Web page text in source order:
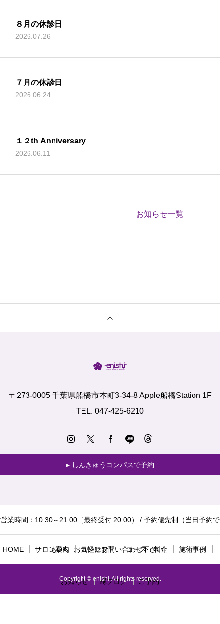
８月の休診日
2026.07.26
７月の休診日
2026.06.24
１２th Anniversary
2026.06.11
お知らせ一覧
〒273-0005 千葉県船橋市本町3-34-8 Apple船橋Station 1F
TEL. 047-425-6210
しんきゅうコンパスで予約
営業時間：10:30～21:00（最終受付 20:00） / 予約優先制（当日予約で
もOK。お気軽にお問い合わせ下さい）
HOME サロン案内 コンセプト コース・料金 施術事例
お知らせ 縁ブログ ご予約
Copyright © enishi. All rights reserved.